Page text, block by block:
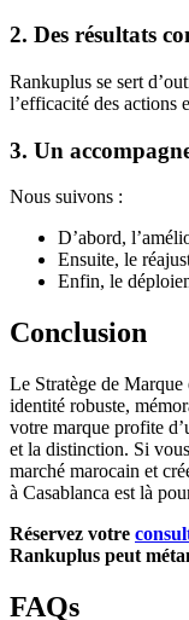
2. Des résultats
Rankuplus se sert
l’efficacité des actions
3. Un
Nous suivons :
D’abord,
Ensuite, le
Enfin, le
Conclusion
Le Stratège de Marque
identité robuste,
votre marque profite
et la distinction. Si
marché marocain et
à Casablanca est là
Réservez votre
Rankuplus peut
FAQs